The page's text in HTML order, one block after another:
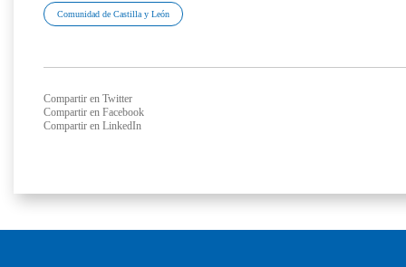
Comunidad de Castilla y León
Compartir en Twitter
Compartir en Facebook
Compartir en LinkedIn